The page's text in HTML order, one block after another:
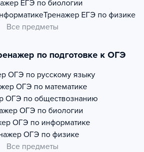
ЕГЭ по биологии
Тренажер ЕГЭ по физике
Все предметы
по подготовке к ОГЭ
ОГЭ по русскому языку
ОГЭ по математике
ОГЭ по обществознанию
ОГЭ по биологии
ОГЭ по информатике
ОГЭ по физике
Все предметы